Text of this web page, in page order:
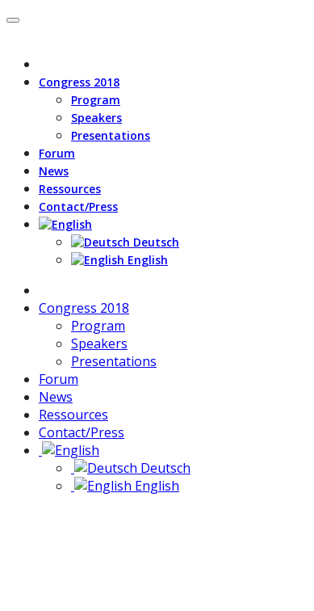
Congress 2018
Program
Speakers
Presentations
Forum
News
Ressources
Contact/Press
Deutsch
English
Congress 2018
Program
Speakers
Presentations
Forum
News
Ressources
Contact/Press
Deutsch
English